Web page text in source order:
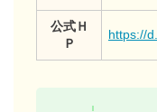
公式Ｈ
Ｐ
https://